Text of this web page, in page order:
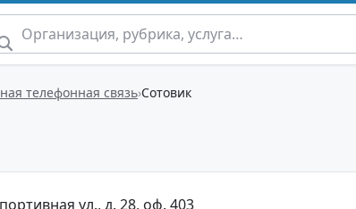
телефонная связь Сотовик
ул., д. 28, оф. 403